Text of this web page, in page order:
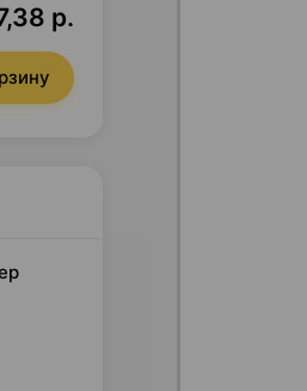
р.